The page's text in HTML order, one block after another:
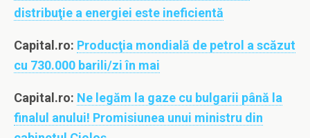
distribuţie a energiei este ineficientă
Capital.ro: Producţia mondială de petrol a scăzut
cu 730.000 barili/zi în mai
Capital.ro: Ne legăm la gaze cu bulgarii până la
finalul anului! Promisiunea unui ministru din